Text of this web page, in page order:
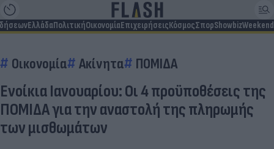
ΕλλάδαΠολιτικήΟικονομίαΕπιχειρήσειςΚόσμοςΣπορShowbizWeekend
Οικονομία Ακίνητα ΠΟΜΙΔΑ
Ενοίκια Ιανουαρίου: Οι 4 προϋποθέσεις της
ΠΟΜΙΔΑ για την αναστολή της πληρωμής
των μισθωμάτων